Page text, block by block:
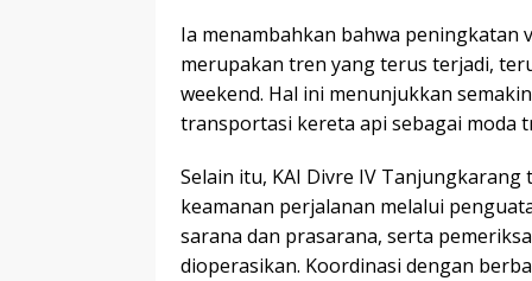
Ia menambahkan bahwa
merupakan tren yang terus terjadi,
weekend. Hal ini menunjukkan
transportasi kereta api sebagai moda
Selain itu, KAI Divre IV
keamanan perjalanan melalui
sarana dan prasarana, serta
dioperasikan. Koordinasi dengan